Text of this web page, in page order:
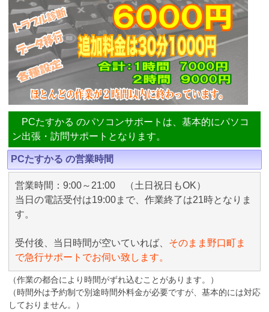
PCたすかる のパソコンサポートは、基本的にパソコ
ン出張・訪問サポートとなります。
PCたすかる の営業時間
営業時間：9:00～21:00 （土日祝日もOK）
当日の電話受付は19:00まで、作業終了は21時となりま
す。
受付後、当日時間が空いていれば、 そのまま野口町ま
で急行サポートでお伺い致します。
（作業の都合により時間がずれ込むことがあります。）
（時間外は予約制で別途時間外料金が必要ですが、基本的には対応
しておりません。）